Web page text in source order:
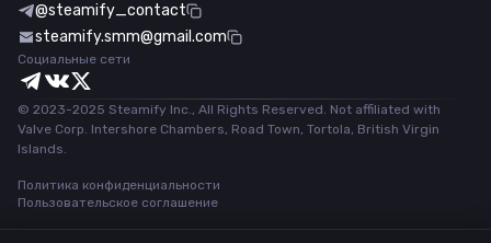
@steamify_contact
steamify.smm@gmail.com
Социальные сети
© 2023-2025 Steamify Inc., All Rights Reserved. Not affiliated with
Valve Corp. Intershore Chambers, Road Town, Tortola, British Virgin
Islands.
Политика конфиденциальности
Пользовательское соглашение